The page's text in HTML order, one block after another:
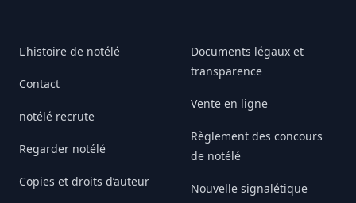
L'histoire de notélé
Contact
notélé recrute
Regarder notélé
Copies et droits d’auteur
Documents légaux et
transparence
Vente en ligne
Règlement des concours
de notélé
Nouvelle signalétique